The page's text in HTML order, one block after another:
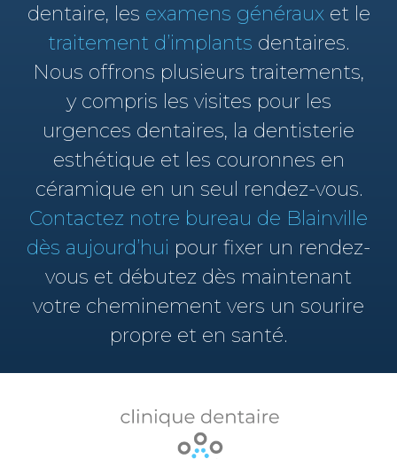
dentaire, les examens générauxet le
traitement d’implants dentaires.
Nous offrons plusieurs traitements,
y compris les visites pour les
urgences dentaires, la dentisterie
esthétique et les couronnes en
céramique en un seul rendez-vous.
Contactez notre bureau de Blainville
dès aujourd’hui pour fixer un rendez-
vous et débutez dès maintenant
votre cheminement vers un sourire
propre et en santé.